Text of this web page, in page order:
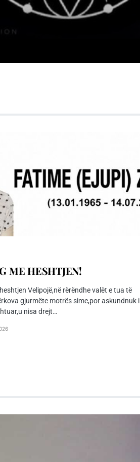
ME HESHTJEN!
Velipojë,në rërëndhe valët e tua të
gjurmëte motrës sime,por askundnuk i
nisa drejt…